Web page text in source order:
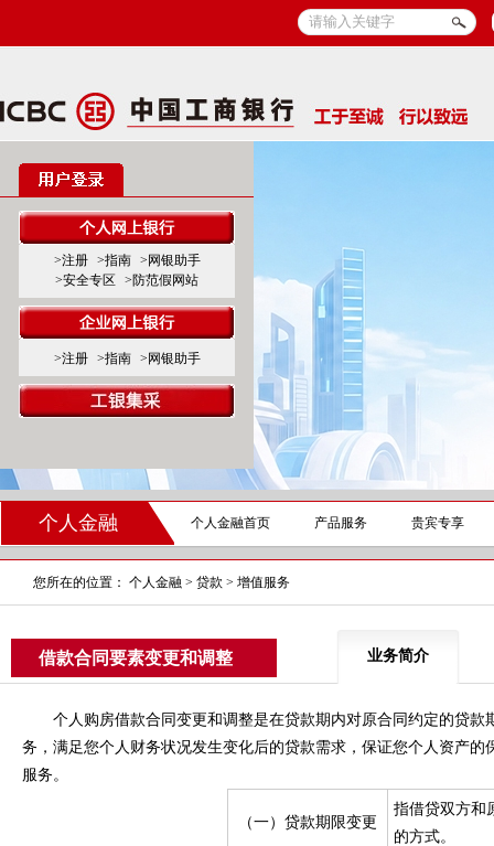
>注册 >指南
>网银助手
>安全专区
>防范假网站
>注册 >指南 >网银助手
个人金融 个人金融首页 产品服务 贵宾专享
您所在的位置： 个人金融 > 贷款 > 增值服务
借款合同要素变更和调整 业务简介
个人购房借款合同变更和调整是在贷款期内对原合同约定的贷款
务，满足您个人财务状况发生变化后的贷款需求，保证您个人资产
服务。
（一）贷款期限变更
指借贷双方和
的方式。